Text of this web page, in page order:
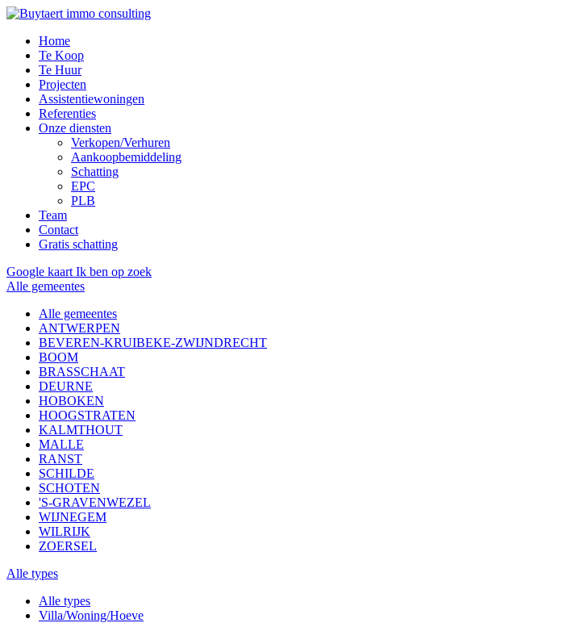
Home
Te Koop
Te Huur
Projecten
Assistentiewoningen
Referenties
Onze diensten
Verkopen/Verhuren
Aankoopbemiddeling
Schatting
EPC
PLB
Team
Contact
Gratis schatting
Google kaart Ik ben op zoek
Alle gemeentes
Alle gemeentes
ANTWERPEN
BEVEREN-KRUIBEKE-ZWIJNDRECHT
BOOM
BRASSCHAAT
DEURNE
HOBOKEN
HOOGSTRATEN
KALMTHOUT
MALLE
RANST
SCHILDE
SCHOTEN
'S-GRAVENWEZEL
WIJNEGEM
WILRIJK
ZOERSEL
Alle types
Alle types
Villa/Woning/Hoeve